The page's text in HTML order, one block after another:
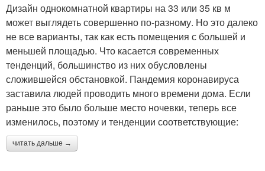
Дизайн однокомнатной квартиры на 33 или 35 кв м
может выглядеть совершенно по-разному. Но это далеко
не все варианты, так как есть помещения с большей и
меньшей площадью. Что касается современных
тенденций, большинство из них обусловлены
сложившейся обстановкой. Пандемия коронавируса
заставила людей проводить много времени дома. Если
раньше это было больше место ночевки, теперь все
изменилось, поэтому и тенденции соответствующие:
читать дальше →